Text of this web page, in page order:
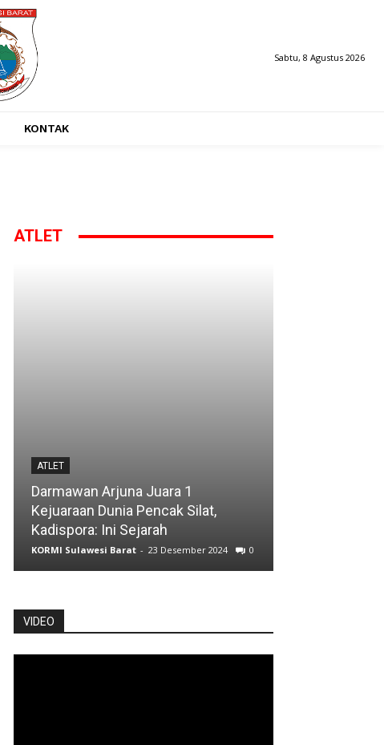
Sabtu, 8 Agustus 2026
KONTAK
ATLET
ATLET
Darmawan Arjuna Juara 1
Kejuaraan Dunia Pencak Silat,
Kadispora: Ini Sejarah
KORMI Sulawesi Barat - 23 Desember 2024 0
VIDEO